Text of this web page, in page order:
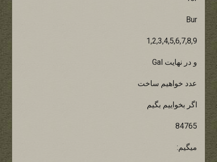
Bur
1,2,3,4,5,6,7,8,9
و در نهایت Gal
عدد خواهیم ساخت
اگر بخواییم بگیم
84765
میگیم: